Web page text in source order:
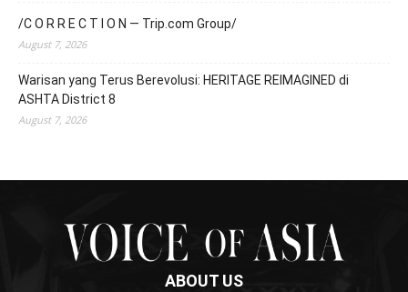
/C O R R E C T I O N — Trip.com Group/
August 7, 2026
Warisan yang Terus Berevolusi: HERITAGE REIMAGINED di
ASHTA District 8
August 7, 2026
ABOUT US